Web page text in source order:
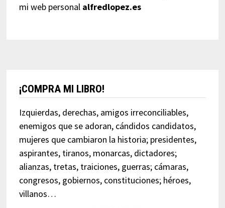
mi web personal alfredlopez.es
¡COMPRA MI LIBRO!
Izquierdas, derechas, amigos irreconciliables,
enemigos que se adoran, cándidos candidatos,
mujeres que cambiaron la historia; presidentes,
aspirantes, tiranos, monarcas, dictadores;
alianzas, tretas, traiciones, guerras; cámaras,
congresos, gobiernos, constituciones; héroes,
villanos…